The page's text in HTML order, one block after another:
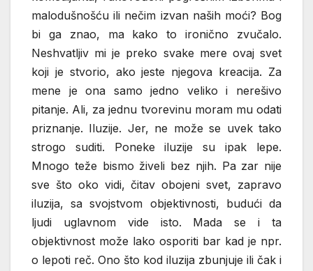
malodušnošću ili nečim izvan naših moći? Bog
bi ga znao, ma kako to ironično zvučalo.
Neshvatljiv mi je preko svake mere ovaj svet
koji je stvorio, ako jeste njegova kreacija. Za
mene je ona samo jedno veliko i nerešivo
pitanje. Ali, za jednu tvorevinu moram mu odati
priznanje. Iluzije. Jer, ne može se uvek tako
strogo suditi. Poneke iluzije su ipak lepe.
Mnogo teže bismo živeli bez njih. Pa zar nije
sve što oko vidi, čitav obojeni svet, zapravo
iluzija, sa svojstvom objektivnosti, budući da
ljudi uglavnom vide isto. Mada se i ta
objektivnost može lako osporiti bar kad je npr.
o lepoti reč. Ono što kod iluzija zbunjuje ili čak i